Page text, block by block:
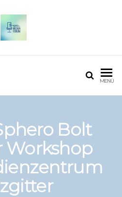
MENÜ
Bolt
Workshop